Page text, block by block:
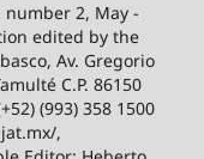
number 2, May -
edited by the
Av. Gregorio
C.P. 86150
(993) 358 1500
,